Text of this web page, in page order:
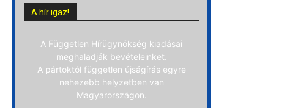
A hír igaz!
A Független Hírügynökség kiadásai
meghaladják bevételeinket.
A pártoktól független újságírás egyre
nehezebb helyzetben van
Magyarországon.